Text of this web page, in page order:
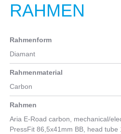
RAHMEN
Rahmenform
Diamant
Rahmenmaterial
Carbon
Rahmen
Aria E-Road carbon, mechanical/
PressFit 86,5x41mm BB, head